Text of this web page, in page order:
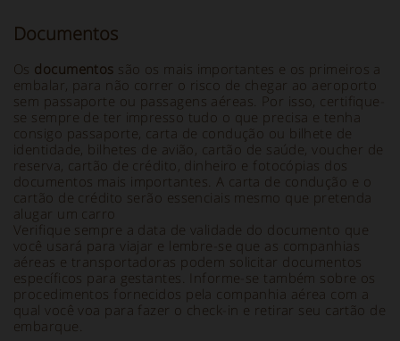
Documentos
Os documentos são os mais importantes e os primeiros a
embalar, para não correr o risco de chegar ao aeroporto
sem passaporte ou passagens aéreas. Por isso, certifique-
se sempre de ter impresso tudo o que precisa e tenha
consigo passaporte, carta de condução ou bilhete de
identidade, bilhetes de avião, cartão de saúde, voucher de
reserva, cartão de crédito, dinheiro e fotocópias dos
documentos mais importantes. A carta de condução e o
cartão de crédito serão essenciais mesmo que pretenda
alugar um carro
Verifique sempre a data de validade do documento que
você usará para viajar e lembre-se que as companhias
aéreas e transportadoras podem solicitar documentos
específicos para gestantes. Informe-se também sobre os
procedimentos fornecidos pela companhia aérea com a
qual você voa para fazer o check-in e retirar seu cartão de
embarque.